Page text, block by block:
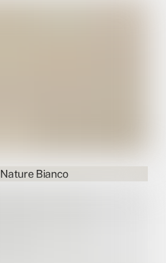
Nature Bianco